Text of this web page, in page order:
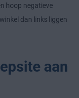
hoop negatieve
dan links liggen
aan